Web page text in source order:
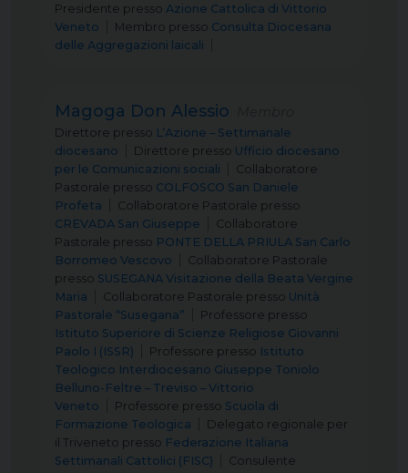
Presidente presso Azione Cattolica di Vittorio
Veneto
Membro presso Consulta Diocesana
delle Aggregazioni laicali
Magoga Don Alessio
Direttore presso L’Azione – Settimanale
diocesano
Direttore presso Ufficio diocesano
per le Comunicazioni sociali
Collaboratore
Pastorale presso COLFOSCO San Daniele
Profeta
Collaboratore Pastorale presso
CREVADA San Giuseppe
Collaboratore
Pastorale presso PONTE DELLA PRIULA San Carlo
Borromeo Vescovo
Collaboratore Pastorale
presso SUSEGANA Visitazione della Beata Vergine
Maria
Collaboratore Pastorale presso Unità
Pastorale “Susegana”
Professore presso
Istituto Superiore di Scienze Religiose Giovanni
Paolo I (ISSR)
Professore presso Istituto
Teologico Interdiocesano Giuseppe Toniolo
Belluno-Feltre – Treviso – Vittorio
Veneto
Professore presso Scuola di
Formazione Teologica
Delegato regionale per
il Triveneto presso Federazione Italiana
Settimanali Cattolici (FISC)
Consulente